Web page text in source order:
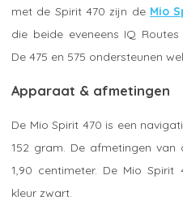
met de Spirit 470 zijn de Mio
die beide eveneens IQ
De 475 en 575 ondersteunen
Apparaat & afmetingen
De Mio Spirit 470 is een
152 gram. De afmetingen van
1,90 centimeter. De Mio
kleur zwart.